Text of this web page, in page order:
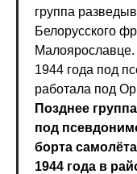
группа
Белорусского
1944 года под
работала под
Позднее
под
борта
1944 года в